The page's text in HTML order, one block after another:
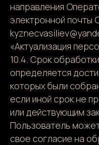
направления
электронной почты
«Актуализация
10.4. Срок
определяется
которых были
если иной срок не
или действующим
Пользователь
свое согласие на